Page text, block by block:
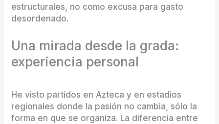
estructurales, no como excusa para gasto
desordenado.
Una mirada desde la grada:
experiencia personal
He visto partidos en Azteca y en estadios
regionales donde la pasión no cambia, sólo la
forma en que se organiza. La diferencia entre